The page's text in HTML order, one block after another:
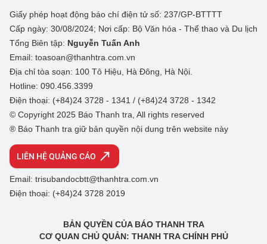
Giấy phép hoạt động báo chí điện tử số: 237/GP-BTTTT
Cấp ngày: 30/08/2024; Nơi cấp: Bộ Văn hóa - Thể thao và Du lịch
Tổng Biên tập: Nguyễn Tuấn Anh
Email: toasoan@thanhtra.com.vn
Địa chỉ tòa soạn: 100 Tô Hiệu, Hà Đông, Hà Nội.
Hotline: 090.456.3399
Điện thoại: (+84)24 3728 - 1341 / (+84)24 3728 - 1342
© Copyright 2025 Báo Thanh tra, All rights reserved
® Báo Thanh tra giữ bản quyền nội dung trên website này
LIÊN HỆ QUẢNG CÁO
Email: trisubandocbtt@thanhtra.com.vn
Điện thoại: (+84)24 3728 2019
BẢN QUYỀN CỦA BÁO THANH TRA
CƠ QUAN CHỦ QUẢN: THANH TRA CHÍNH PHỦ